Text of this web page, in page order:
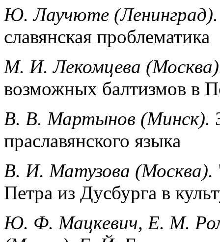
Ю. Лаучютe (Ленинград).
славянская проблематика
М. И. Лекомцева
возможных балтизмов в
В. В. Мартынов (Минск).
праславянского языка
В. И. Матузова (Москва).
Петра из Дусбурга в
Ю. Ф. Мацкeвич, Е. М.